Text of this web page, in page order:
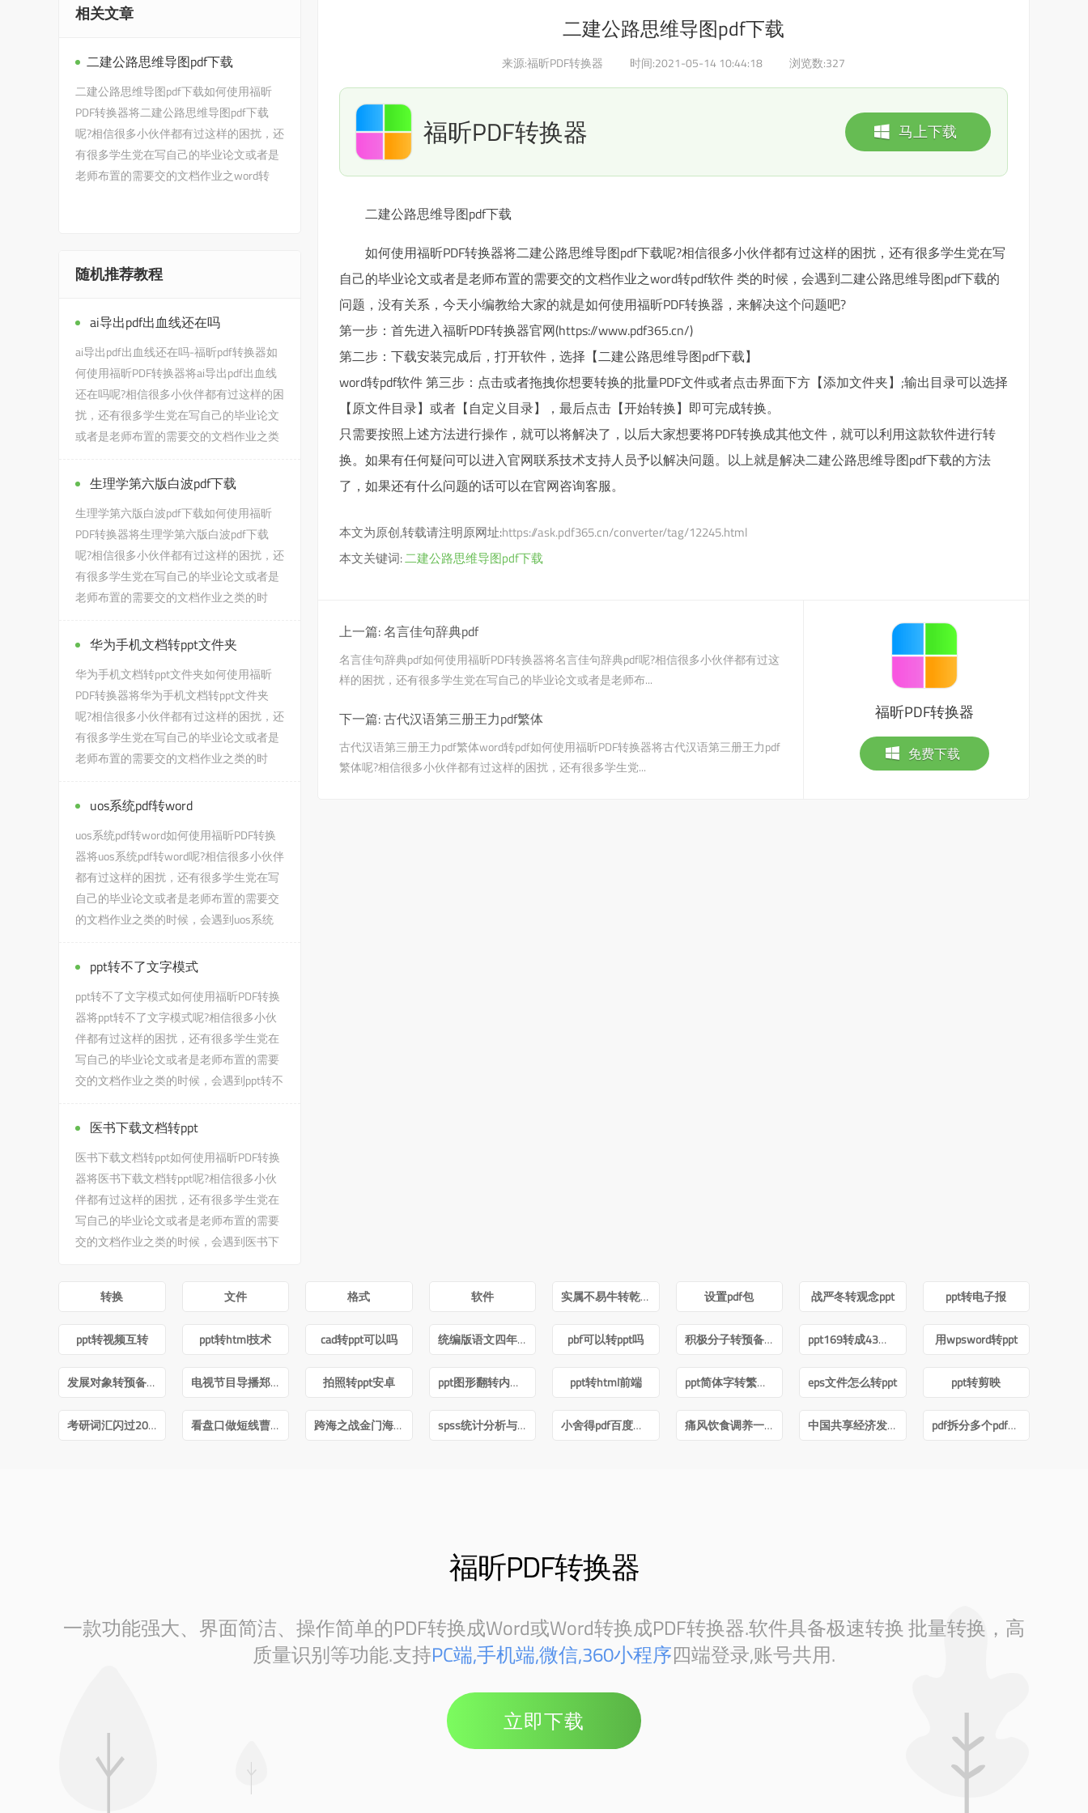
二建公路思维导图pdf下载
来源:福昕PDF转换器 时间:2021-05-14 10:44:18 浏览数:327
马上下载
福昕PDF转换器
二建公路思维导图pdf下载
如何使用福昕PDF转换器将二建公路思维导图pdf下载呢?相信很多小伙伴都有过这样的困扰，还有很多学生党在写
自己的毕业论文或者是老师布置的需要交的文档作业之word转pdf软件 类的时候，会遇到二建公路思维导图pdf下载的
问题，没有关系，今天小编教给大家的就是如何使用福昕PDF转换器，来解决这个问题吧?
第一步：首先进入福昕PDF转换器官网(https://www.pdf365.cn/)
第二步：下载安装完成后，打开软件，选择【二建公路思维导图pdf下载】
word转pdf软件 第三步：点击或者拖拽你想要转换的批量PDF文件或者点击界面下方【添加文件夹】;输出目录可以选择
【原文件目录】或者【自定义目录】，最后点击【开始转换】即可完成转换。
只需要按照上述方法进行操作，就可以将解决了，以后大家想要将PDF转换成其他文件，就可以利用这款软件进行转
换。如果有任何疑问可以进入官网联系技术支持人员予以解决问题。以上就是解决二建公路思维导图pdf下载的方法
了，如果还有什么问题的话可以在官网咨询客服。
本文为原创,转载请注明原网址:https://ask.pdf365.cn/converter/tag/12245.html
本文关键词:二建公路思维导图pdf下载
上一篇:名言佳句辞典pdf
名言佳句辞典pdf如何使用福昕PDF转换器将名言佳句辞典pdf呢?相信很多小伙伴都有过这
样的困扰，还有很多学生党在写自己的毕业论文或者是老师布...
下一篇:古代汉语第三册王力pdf繁体
古代汉语第三册王力pdf繁体word转pdf如何使用福昕PDF转换器将古代汉语第三册王力pdf
繁体呢?相信很多小伙伴都有过这样的困扰，还有很多学生党...
福昕PDF转换器
免费下载
相关文章
二建公路思维导图pdf下载
二建公路思维导图pdf下载如何使用福昕
PDF转换器将二建公路思维导图pdf下载
呢?相信很多小伙伴都有过这样的困扰，还
有很多学生党在写自己的毕业论文或者是
老师布置的需要交的文档作业之word转
随机推荐教程
ai导出pdf出血线还在吗
ai导出pdf出血线还在吗-福昕pdf转换器如
何使用福昕PDF转换器将ai导出pdf出血线
还在吗呢?相信很多小伙伴都有过这样的困
扰，还有很多学生党在写自己的毕业论文
或者是老师布置的需要交的文档作业之类
生理学第六版白波pdf下载
生理学第六版白波pdf下载如何使用福昕
PDF转换器将生理学第六版白波pdf下载
呢?相信很多小伙伴都有过这样的困扰，还
有很多学生党在写自己的毕业论文或者是
老师布置的需要交的文档作业之类的时
华为手机文档转ppt文件夹
华为手机文档转ppt文件夹如何使用福昕
PDF转换器将华为手机文档转ppt文件夹
呢?相信很多小伙伴都有过这样的困扰，还
有很多学生党在写自己的毕业论文或者是
老师布置的需要交的文档作业之类的时
uos系统pdf转word
uos系统pdf转word如何使用福昕PDF转换
器将uos系统pdf转word呢?相信很多小伙伴
都有过这样的困扰，还有很多学生党在写
自己的毕业论文或者是老师布置的需要交
的文档作业之类的时候，会遇到uos系统
ppt转不了文字模式
ppt转不了文字模式如何使用福昕PDF转换
器将ppt转不了文字模式呢?相信很多小伙
伴都有过这样的困扰，还有很多学生党在
写自己的毕业论文或者是老师布置的需要
交的文档作业之类的时候，会遇到ppt转不
医书下载文档转ppt
医书下载文档转ppt如何使用福昕PDF转换
器将医书下载文档转ppt呢?相信很多小伙
伴都有过这样的困扰，还有很多学生党在
写自己的毕业论文或者是老师布置的需要
交的文档作业之类的时候，会遇到医书下
转换
文件 格式 软件 实属不易牛转乾坤图片抖音 设置pdf包 战严冬转观念ppt ppt转电子报
ppt转视频互转 ppt转html技术 cad转ppt可以吗 统编版语文四年级下册电子课本pdf pbf可以转ppt吗 积极分子转预备党员ppt ppt169转成43怎么内容排版不变 用wpsword转ppt
发展对象转预备党员答辩ppt 电视节目导播郑月pdf 拍照转ppt安卓 ppt图形翻转内容不转 ppt转html前端 ppt简体字转繁体字全篇 eps文件怎么转ppt ppt转剪映
考研词汇闪过2022版PDF 看盘口做短线曹明成Pdf 跨海之战金门海南一江山PDF下载 spss统计分析与数据挖掘第三版pdf 小舍得pdf百度网盘 痛风饮食调养一本就够pdf下载 中国共享经济发展报告(2020)pdf pdf拆分多个pdf免费
福昕PDF转换器
一款功能强大、界面简洁、操作简单的PDF转换成Word或Word转换成PDF转换器.软件具备极速转换 批量转换，高
质量识别等功能.支持PC端,手机端,微信,360小程序四端登录,账号共用.
立即下载